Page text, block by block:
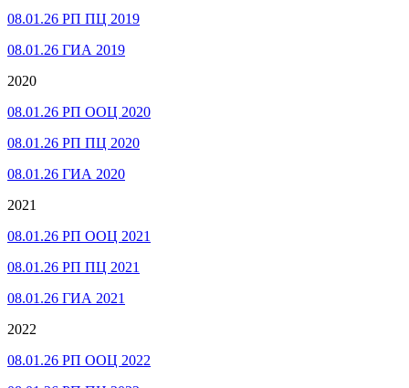
08.01.26 РП ПЦ 2019
08.01.26 ГИА 2019
2020
08.01.26 РП ООЦ 2020
08.01.26 РП ПЦ 2020
08.01.26 ГИА 2020
2021
08.01.26 РП ООЦ 2021
08.01.26 РП ПЦ 2021
08.01.26 ГИА 2021
2022
08.01.26 РП ООЦ 2022